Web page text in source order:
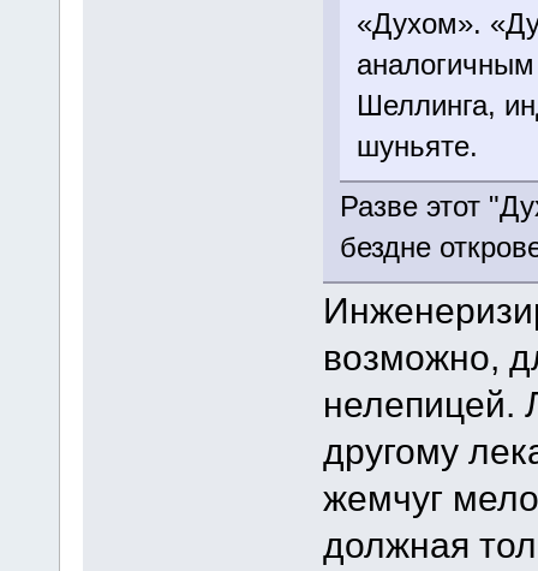
«Духом».
Шеллинга,
шуньяте.
Разве этот
бездне
возможно,
нелепицей.
другому
жемчуг
должная